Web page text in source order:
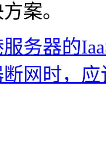
案。
务器的
网时，